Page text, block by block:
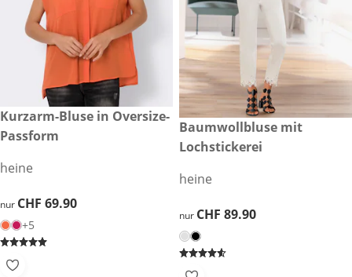
CHF 69.90
Kurzarm-Bluse in Oversize-
Passform
heine
CHF 69.90
nur CHF 69.90
+5
CHF 89.90
Baumwollbluse mit
Lochstickerei
heine
CHF 89.90
nur CHF 89.90